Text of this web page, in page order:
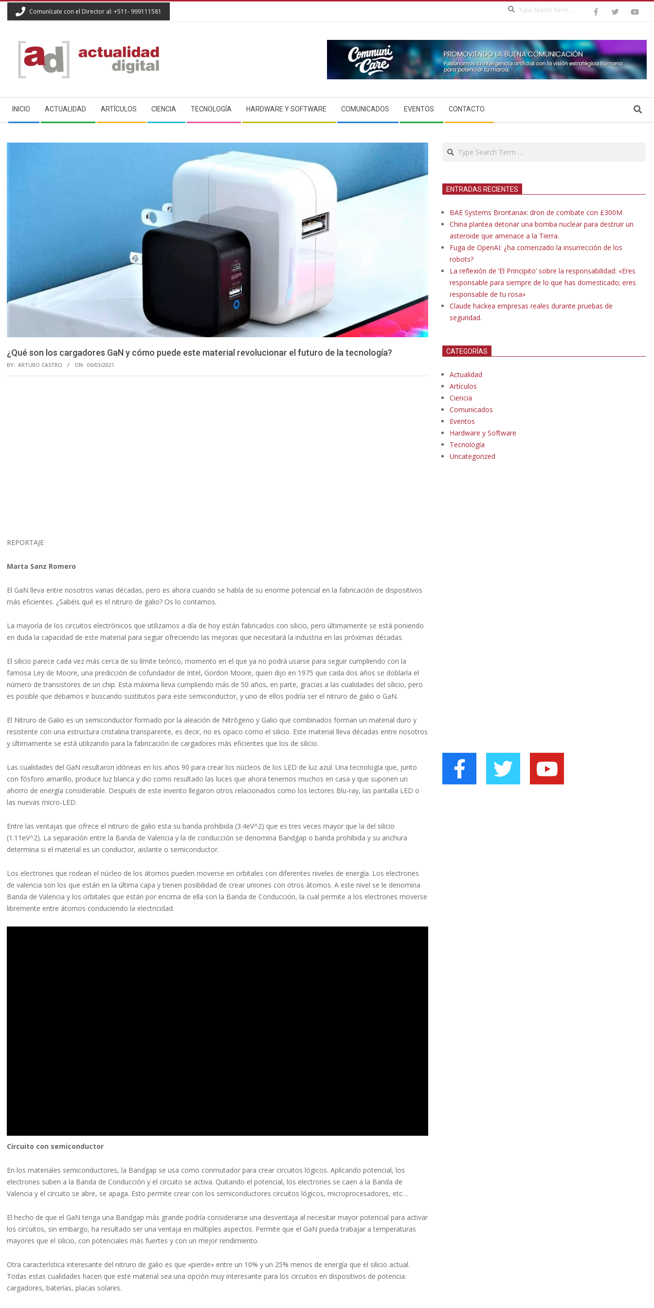
Comunícate con el Director al: +511- 999111581
ACTUALIDAD
DIGITAL
Navigation
Menu
INICIO ACTUALIDAD ARTÍCULOS CIENCIA TECNOLOGÍA HARDWARE Y SOFTWARE COMUNICADOS EVENTOS CONTACTO Search
¿Qué son los cargadores GaN y cómo puede este material revolucionar el futuro de la tecnología?
BY: ARTURO CASTRO ON: 06/03/2021
REPORTAJE
Marta Sanz Romero
El GaN lleva entre nosotros varias décadas, pero es ahora cuando se habla de su enorme potencial en la fabricación de dispositivos
más eficientes. ¿Sabéis qué es el nitruro de galio? Os lo contamos.
La mayoría de los circuitos electrónicos que utilizamos a día de hoy están fabricados con silicio, pero últimamente se está poniendo
en duda la capacidad de este material para seguir ofreciendo las mejoras que necesitará la industria en las próximas décadas.
El silicio parece cada vez más cerca de su límite teórico, momento en el que ya no podrá usarse para seguir cumpliendo con la
famosa Ley de Moore, una predicción de cofundador de Intel, Gordon Moore, quien dijo en 1975 que cada dos años se doblaría el
número de transistores de un chip. Esta máxima lleva cumpliendo más de 50 años, en parte, gracias a las cualidades del silicio, pero
es posible que debamos ir buscando sustitutos para este semiconductor, y uno de ellos podría ser el nitruro de galio o GaN.
El Nitruro de Galio es un semiconductor formado por la aleación de Nitrógeno y Galio que combinados forman un material duro y
resistente con una estructura cristalina transparente, es decir, no es opaco como el silicio. Este material lleva décadas entre nosotros
y últimamente se está utilizando para la fabricación de cargadores más eficientes que los de silicio.
Las cualidades del GaN resultaron idóneas en los años 90 para crear los núcleos de los LED de luz azul. Una tecnología que, junto
con fósforo amarillo, produce luz blanca y dio como resultado las luces que ahora tenemos muchos en casa y que suponen un
ahorro de energía considerable. Después de este invento llegaron otros relacionados como los lectores Blu-ray, las pantalla LED o
las nuevas micro-LED.
Entre las ventajas que ofrece el nitruro de galio esta su banda prohibida (3.4eV^2) que es tres veces mayor que la del silicio
(1.11eV^2). La separación entre la Banda de Valencia y la de conducción se denomina Bandgap o banda prohibida y su anchura
determina si el material es un conductor, aislante o semiconductor.
Los electrones que rodean el núcleo de los átomos pueden moverse en orbitales con diferentes niveles de energía. Los electrones
de valencia son los que están en la última capa y tienen posibilidad de crear uniones con otros átomos. A este nivel se le denomina
Banda de Valencia y los orbitales que están por encima de ella son la Banda de Conducción, la cual permite a los electrones moverse
libremente entre átomos conduciendo la electricidad.
Circuito con semiconductor
En los materiales semiconductores, la Bandgap se usa como conmutador para crear circuitos lógicos. Aplicando potencial, los
electrones suben a la Banda de Conducción y el circuito se activa. Quitando el potencial, los electrones se caen a la Banda de
Valencia y el circuito se abre, se apaga. Esto permite crear con los semiconductores circuitos lógicos, microprocesadores, etc…
El hecho de que el GaN tenga una Bandgap más grande podría considerarse una desventaja al necesitar mayor potencial para activar
los circuitos, sin embargo, ha resultado ser una ventaja en múltiples aspectos. Permite que el GaN pueda trabajar a temperaturas
mayores que el silicio, con potenciales más fuertes y con un mejor rendimiento.
Otra característica interesante del nitruro de galio es que «pierde» entre un 10% y un 25% menos de energía que el silicio actual.
Todas estas cualidades hacen que este material sea una opción muy interesante para los circuitos en dispositivos de potencia:
cargadores, baterías, placas solares.
Search
ENTRADAS RECIENTES
BAE Systems Brontanax: dron de combate con £300M
China plantea detonar una bomba nuclear para destruir un
asteroide que amenace a la Tierra.
Fuga de OpenAI: ¿ha comenzado la insurrección de los
robots?
La reflexión de ‘El Principito’ sobre la responsabilidad: «Eres
responsable para siempre de lo que has domesticado; eres
responsable de tu rosa»
Claude hackea empresas reales durante pruebas de
seguridad.
CATEGORÍAS
Actualidad
Artículos
Ciencia
Comunicados
Eventos
Hardware y Software
Tecnología
Uncategorized